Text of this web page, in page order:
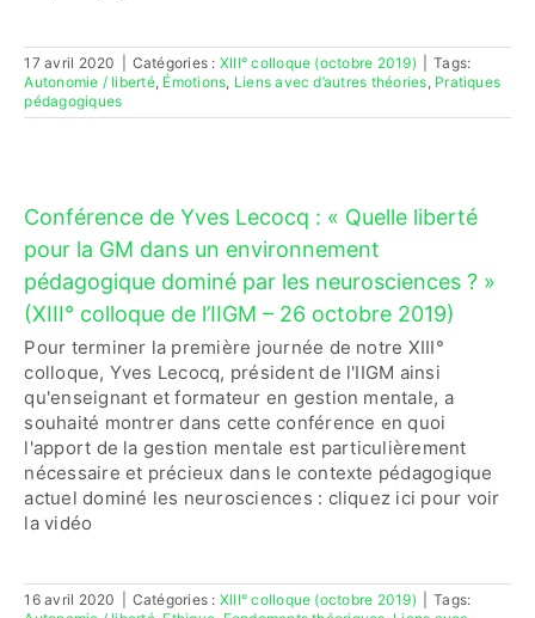
17 avril 2020 Catégories : XIII° colloque (octobre 2019)
Tags:
Autonomie / liberté, Émotions, Liens avec d’autres théories, Pratiques
pédagogiques
Conférence de Yves Lecocq : « Quelle liberté
pour la GM dans un environnement
pédagogique dominé par les neurosciences ? »
(XIII° colloque de l’IIGM – 26 octobre 2019)
Pour terminer la première journée de notre XIII°
colloque, Yves Lecocq, président de l'IIGM ainsi
qu'enseignant et formateur en gestion mentale, a
souhaité montrer dans cette conférence en quoi
l'apport de la gestion mentale est particulièrement
nécessaire et précieux dans le contexte pédagogique
actuel dominé les neurosciences : cliquez ici pour voir
la vidéo
16 avril 2020 Catégories : XIII° colloque (octobre 2019)
Tags: